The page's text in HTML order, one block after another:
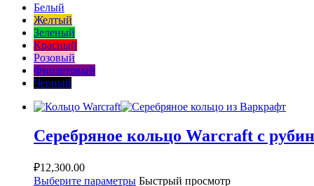
Белый
Желтый
Зеленый
Красный
Розовый
Фиолетовый
Черный
Серебряное кольцо Warcraft с
₽12,300.00
Выберите параметры Быстрый просмотр